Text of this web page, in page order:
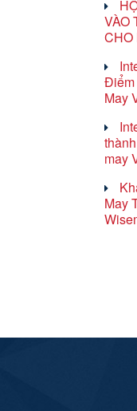
VÀO
CHO
Điểm
May
may
May